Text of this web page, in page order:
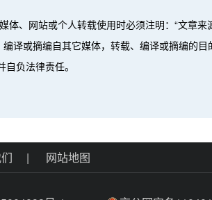
、网站或个人转载使用时必须注明：“文章来
译或摘编自其它媒体，转载、编译或摘编的
负法律责任。
| 网站地图